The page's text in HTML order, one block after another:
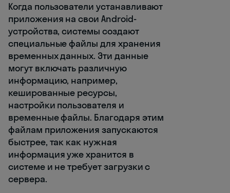
Когда пользователи устанавливают
приложения на свои Android-
устройства, системы создают
специальные файлы для хранения
временных данных. Эти данные
могут включать различную
информацию, например,
кешированные ресурсы,
настройки пользователя и
временные файлы. Благодаря этим
файлам приложения запускаются
быстрее, так как нужная
информация уже хранится в
системе и не требует загрузки с
сервера.